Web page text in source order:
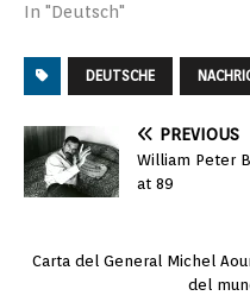
In "Deutsch"
DEUTSCHE
PREVIOUS
William Peter
at 89
Carta del General Michel
del